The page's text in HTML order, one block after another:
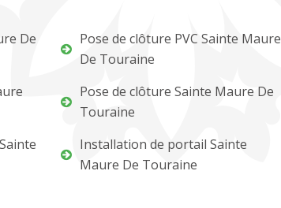
De
Pose de clôture PVC Sainte Maure
De Touraine
Pose de clôture Sainte Maure De
Touraine
Installation de portail Sainte
Maure De Touraine